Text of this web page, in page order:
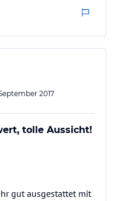
da alle Wege
Die Vermieter
fühlt sich bei Ihnen
an Verena und
2017
tolle Aussicht!
gut ausgestattet mit